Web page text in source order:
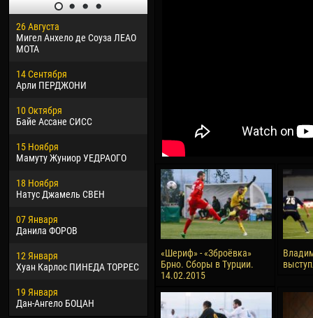
26 Августа
Мигел Анхело де Соуза ЛЕАО
МОТА
14 Сентября
Арли ПЕРДЖОНИ
10 Октября
Байе Ассане СИСС
15 Ноября
Мамуту Жуниор УЕДРАОГО
18 Ноября
Натус Джамель СВЕН
07 Января
Данила ФОРОВ
12 Января
Хуан Карлос ПИНЕДА ТОРРЕС
19 Января
Дан-Ангело БОЦАН
Эммануэль АФЕТСЕ
20 Марта
Хайдер Морено АСПРИЛЬЯ
22 Марта
Самба КОНЕ
Витор Уго Морайс де
ОЛИВЕЙРА
28 Марта
Раи ЛОПЕС ДЕ ОЛИВЕЙРА
15
28
«Шериф» - «Зброёвка»
Брно. Сборы в Турции.
14.02.2015